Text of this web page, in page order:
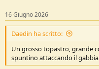
s
:
16 Giugno 2026
Daedin ha scritto:
Un grosso topastro, grande
spuntino attaccando il